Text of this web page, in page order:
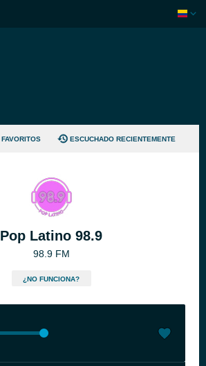
FAVORITOS ESCUCHADO RECIENTEMENTE
Pop Latino 98.9
98.9 FM
¿NO FUNCIONA?